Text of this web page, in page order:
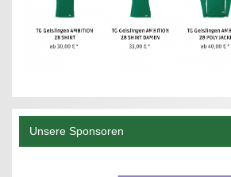
Unsere Sponsoren